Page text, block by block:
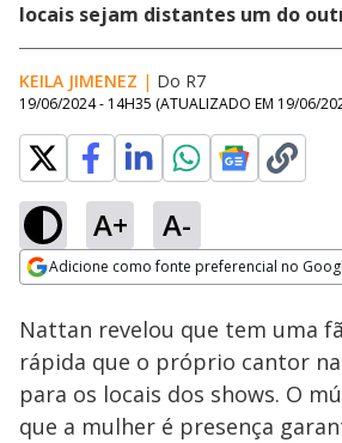
locais sejam distantes um do
KEILA JIMENEZ | Do R7
19/06/2024 - 14H35 (ATUALIZADO EM 19/06/
A+ A-
Adicione como fonte preferencial no
Ativar
100.00%
Nattan revelou que tem uma
rápida que o próprio cantor
para os locais dos shows. O
que a mulher é presença